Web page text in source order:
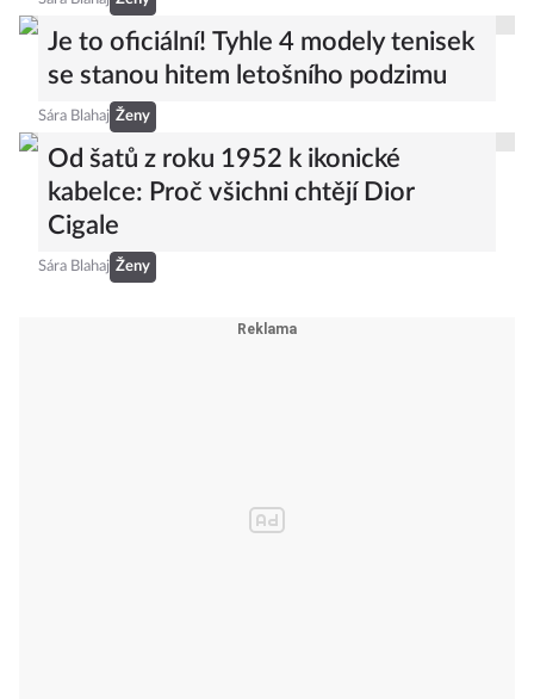
Je to oficiální! Tyhle 4 modely tenisek
se stanou hitem letošního podzimu
Sára Blahaj Ženy
Od šatů z roku 1952 k ikonické
kabelce: Proč všichni chtějí Dior
Cigale
Sára Blahaj Ženy